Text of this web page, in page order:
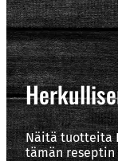
Näitä tuotteita
tämän reseptin